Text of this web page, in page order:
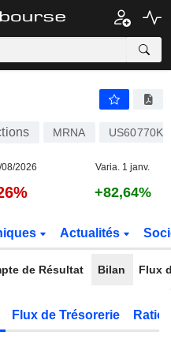
MRNA
2026 Varia. 1 janv.
+82,64%
Actualités
de Résultat Bilan Flux
Flux de Trésorerie